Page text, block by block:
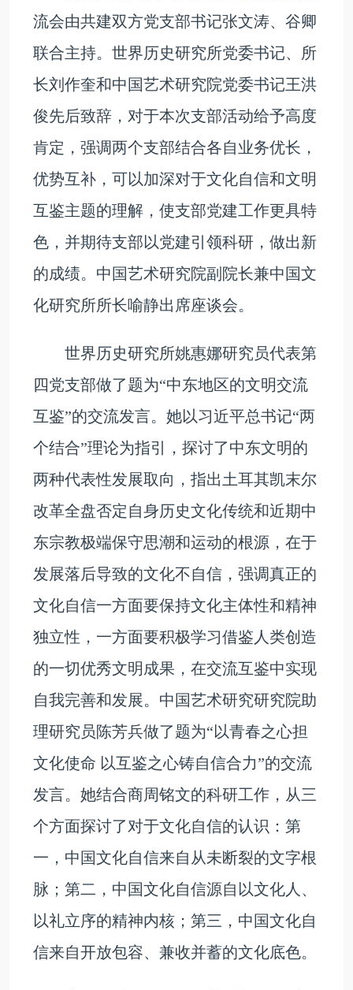
流会由共建双方党支部书记张文涛、谷卿
联合主持。世界历史研究所党委书记、所
长刘作奎和中国艺术研究院党委书记王洪
俊先后致辞，对于本次支部活动给予高度
肯定，强调两个支部结合各自业务优长，
优势互补，可以加深对于文化自信和文明
互鉴主题的理解，使支部党建工作更具特
色，并期待支部以党建引领科研，做出新
的成绩。中国艺术研究院副院长兼中国文
化研究所所长喻静出席座谈会。
世界历史研究所姚惠娜研究员代表第
四党支部做了题为“中东地区的文明交流
互鉴”的交流发言。她以习近平总书记“两
个结合”理论为指引，探讨了中东文明的
两种代表性发展取向，指出土耳其凯末尔
改革全盘否定自身历史文化传统和近期中
东宗教极端保守思潮和运动的根源，在于
发展落后导致的文化不自信，强调真正的
文化自信一方面要保持文化主体性和精神
独立性，一方面要积极学习借鉴人类创造
的一切优秀文明成果，在交流互鉴中实现
自我完善和发展。中国艺术研究研究院助
理研究员陈芳兵做了题为“以青春之心担
文化使命 以互鉴之心铸自信合力”的交流
发言。她结合商周铭文的科研工作，从三
个方面探讨了对于文化自信的认识：第
一，中国文化自信来自从未断裂的文字根
脉；第二，中国文化自信源自以文化人、
以礼立序的精神内核；第三，中国文化自
信来自开放包容、兼收并蓄的文化底色。